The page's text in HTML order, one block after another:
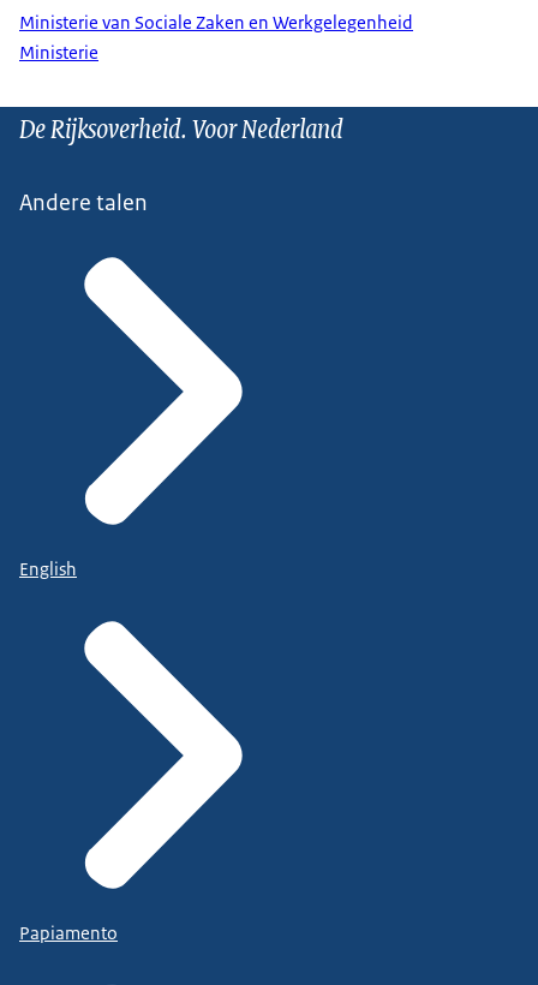
Ministerie van Sociale Zaken en Werkgelegenheid
Ministerie
De Rijksoverheid. Voor Nederland
Andere talen
English
Papiamento